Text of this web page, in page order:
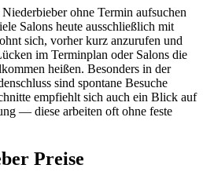
ohne Termin aufsuchen
Salons heute ausschließlich mit
sich, vorher kurz anzurufen und
im Terminplan oder Salons die
heißen. Besonders in der
sind spontane Besuche
empfiehlt sich auch ein Blick auf
— diese arbeiten oft ohne feste
Preise